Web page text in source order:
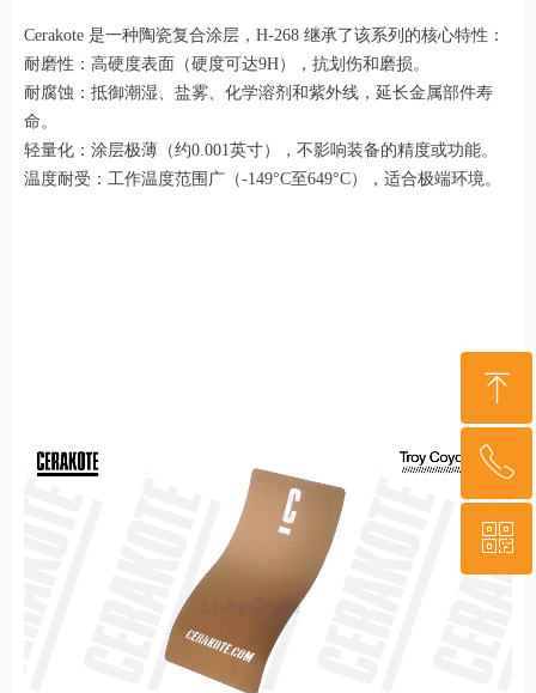
Cerakote 是一种陶瓷复合涂层，H-268 继承了该系列的核心特性：
耐磨性：高硬度表面（硬度可达9H），抗划伤和磨损。
耐腐蚀：抵御潮湿、盐雾、化学溶剂和紫外线，延长金属部件寿
命。
轻量化：涂层极薄（约0.001英寸），不影响装备的精度或功能。
温度耐受：工作温度范围广（-149°C至649°C），适合极端环境。
ꁸ
回到顶部
ꂅ
400-879-3341
ꀥ